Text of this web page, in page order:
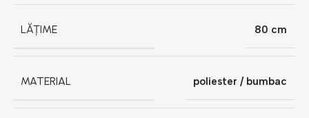
LĂȚIME 80 cm
MATERIAL poliester / bumbac